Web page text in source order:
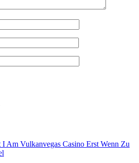
Am Vulkanvegas Casino Erst Wenn Zu